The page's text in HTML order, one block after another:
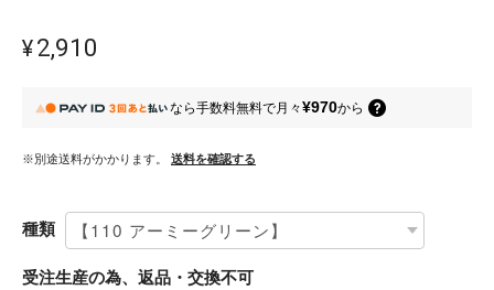
¥2,910
なら手数料無料で月々¥970から
※別途送料がかかります。 送料を確認する
種類
受注生産の為、返品・交換不可